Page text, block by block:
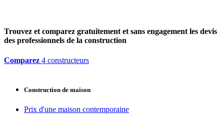
Trouvez et comparez gratuitement et sans engagement les devis
des professionnels de la construction
Comparez 4 constructeurs
Construction de maison
Prix d'une maison contemporaine